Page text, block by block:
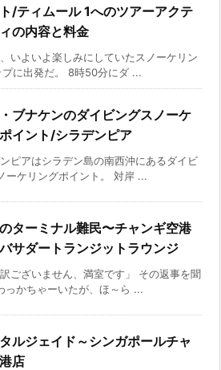
/ティムール 1へのツアーアクテ
の内容と料金
いよいよ楽しみにしていたスノーケリン
プに出発だ。 8時50分にダ ...
ブナケンのダイビングスノーケ
イント/シラデンピア
ピアはシラデン島の南西沖にあるダイビ
ーケリングポイント。 対岸 ...
ターミナル難民〜チャンギ空港
サダートランジットラウンジ
訳ございません、満室です」 その返事を聞
っかちゃーいたが、ほ～ら ...
ルジェイド～シンガポールチャ
店